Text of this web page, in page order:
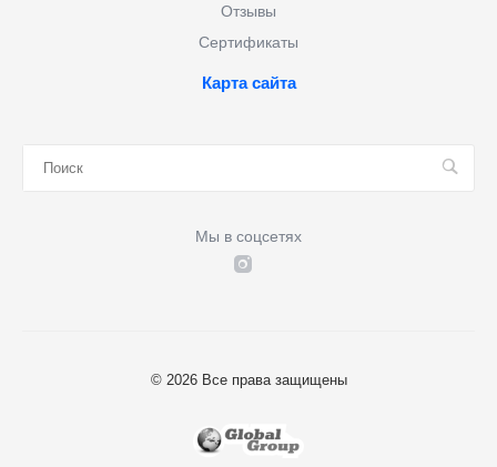
Отзывы
Сертификаты
Карта сайта
Мы в соцсетях
© 2026 Все права защищены